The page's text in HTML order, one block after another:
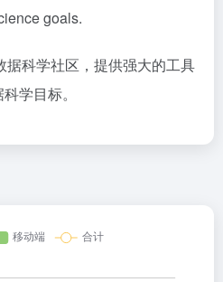
goals.
科学社区，提供强大的工具
学目标。